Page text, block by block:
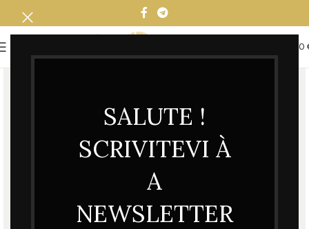
SALUTE !
SCRIVITEVI À
A
NEWSLETTER
0,00